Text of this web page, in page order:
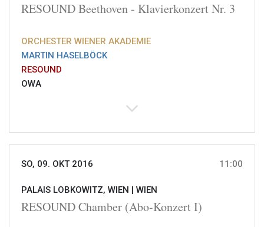
RESOUND Beethoven - Klavierkonzert Nr. 3
ORCHESTER WIENER AKADEMIE
MARTIN HASELBÖCK
RESOUND
OWA
SO, 09. OKT 2016 11:00
PALAIS LOBKOWITZ, WIEN | WIEN
RESOUND Chamber (Abo-Konzert I)